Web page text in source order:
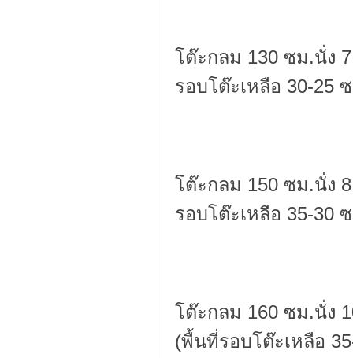
โต๊ะกลม 130 ซม.นั่ง
รอบโต๊ะเหลือ 30-25
โต๊ะกลม 150 ซม.นั่ง
รอบโต๊ะเหลือ 35-30
โต๊ะกลม 160 ซม.นั่ง
(พื้นที่รอบโต๊ะเหลือ